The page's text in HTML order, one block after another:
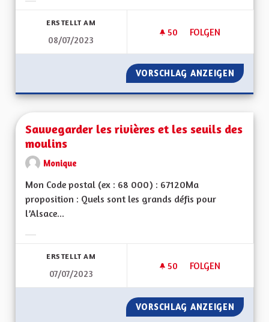
ERSTELLT AM
08/07/2023
50 50 FOLLOWER
FOLGEN
MICRO ÉOLIEN
VORSCHLAG ANZEIGEN
Sauvegarder les rivières et les seuils des
moulins
Monique
Mon Code postal (ex : 68 000) : 67120Ma
proposition : Quels sont les grands défis pour
l’Alsace...
ERSTELLT AM
07/07/2023
50 50 FOLLOWER
FOLGEN
SAUVEGARDER
VORSCHLAG ANZEIGEN